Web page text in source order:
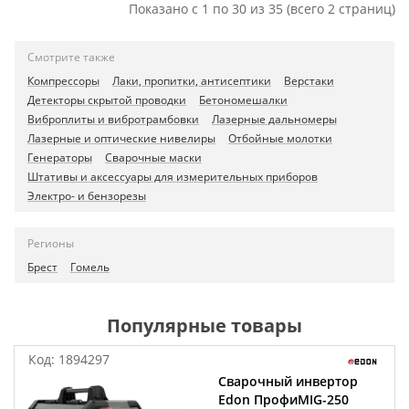
Показано с 1 по 30 из 35 (всего 2 страниц)
Смотрите также
Компрессоры
Лаки, пропитки, антисептики
Верстаки
Детекторы скрытой проводки
Бетономешалки
Виброплиты и вибротрамбовки
Лазерные дальномеры
Лазерные и оптические нивелиры
Отбойные молотки
Генераторы
Сварочные маски
Штативы и аксессуары для измерительных приборов
Электро- и бензорезы
Регионы
Брест
Гомель
Популярные товары
Код: 1894297
Сварочный инвертор
Edon ПрофиMIG-250